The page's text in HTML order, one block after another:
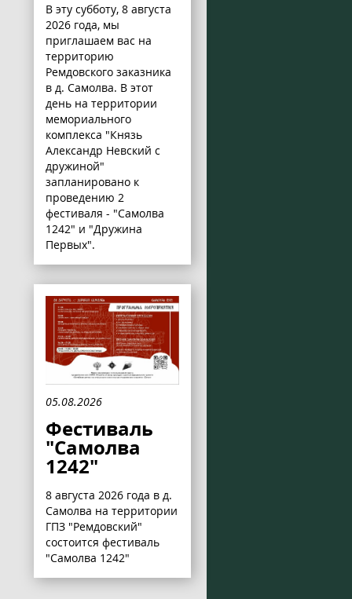
В эту субботу, 8 августа
2026 года, мы
приглашаем вас на
территорию
Ремдовского заказника
в д. Самолва. В этот
день на территории
мемориального
комплекса "Князь
Александр Невский с
дружиной"
запланировано к
проведению 2
фестиваля - "Самолва
1242" и "Дружина
Первых".
05.08.2026
Фестиваль
"Самолва
1242"
8 августа 2026 года в д.
Самолва на территории
ГПЗ "Ремдовский"
состоится фестиваль
"Самолва 1242"